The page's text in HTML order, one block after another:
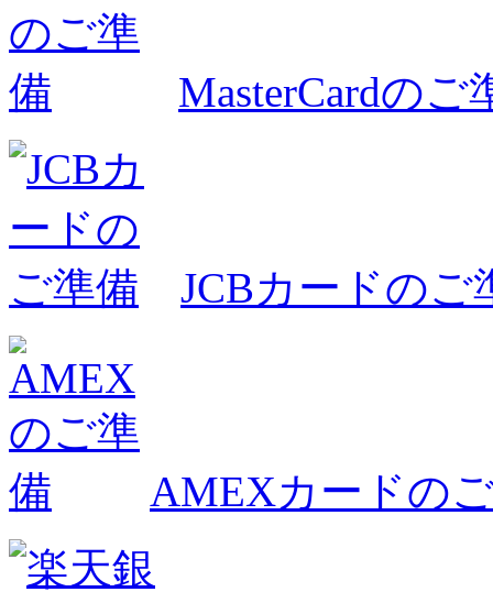
MasterCardのご
JCBカードのご
AMEXカードの